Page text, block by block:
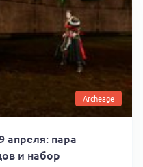
Archeage
апреля: пара
и набор